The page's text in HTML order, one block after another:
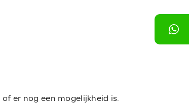
er nog een mogelijkheid is.